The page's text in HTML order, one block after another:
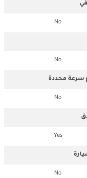
No
No
سرعة محددة
No
Yes
No